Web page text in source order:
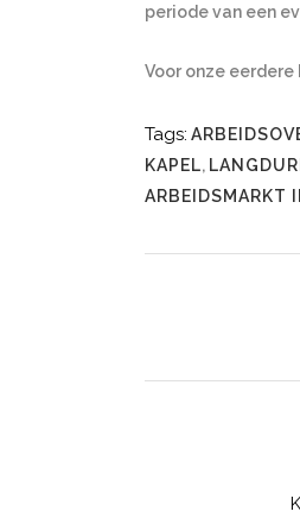
periode van een
Voor onze
Tags:
KAPEL,
ARBEIDSMARKT